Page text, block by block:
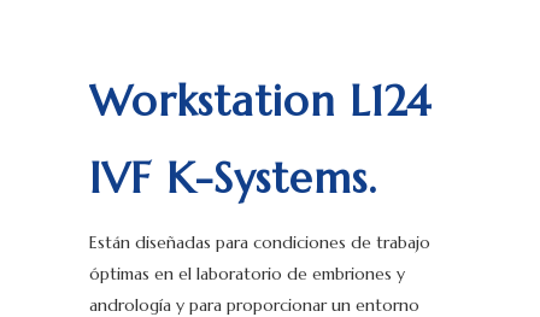
Workstation L124
IVF K-Systems.
Están diseñadas para condiciones de trabajo
óptimas en el laboratorio de embriones y
andrología y para proporcionar un entorno